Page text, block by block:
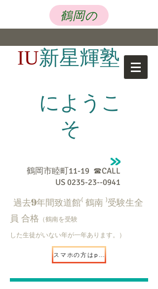
鶴岡の
IU新星輝塾
にようこ
そ
鶴岡市睦町11-19 ☎CALL
US0235-23--0941
過去9年間致道館⁽ 鶴南 ⁾受験生全
員 合格 （鶴南を受験
した生徒がいない年が一年あります。）